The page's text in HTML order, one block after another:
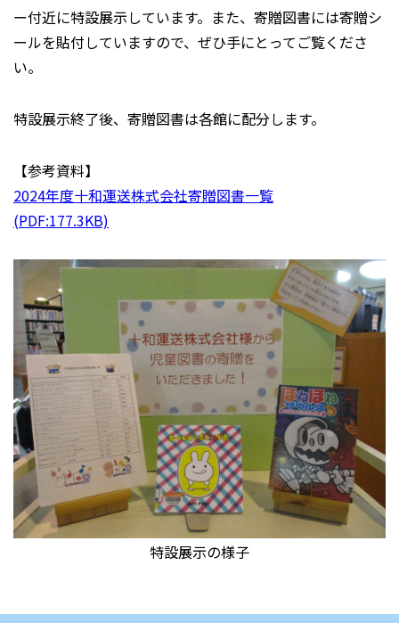
ー付近に特設展示しています。また、寄贈図書には寄贈シ
ールを貼付していますので、ぜひ手にとってご覧くださ
い。
特設展示終了後、寄贈図書は各館に配分します。
【参考資料】
2024年度十和運送株式会社寄贈図書一覧
(PDF:177.3KB)
特設展示の様子